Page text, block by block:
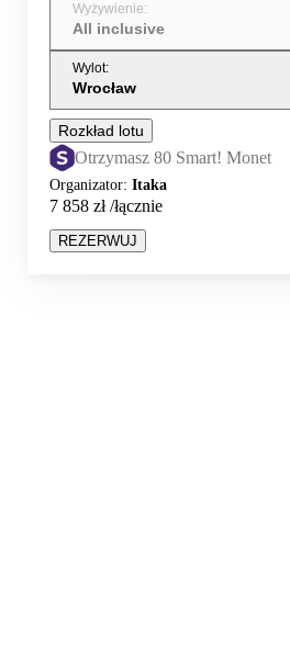
Wyżywienie:
All inclusive
Wylot:
Wrocław
Rozkład lotu
Otrzymasz 80 Smart! Monet
Organizator: Itaka
7 858 zł/łącznie
REZERWUJ